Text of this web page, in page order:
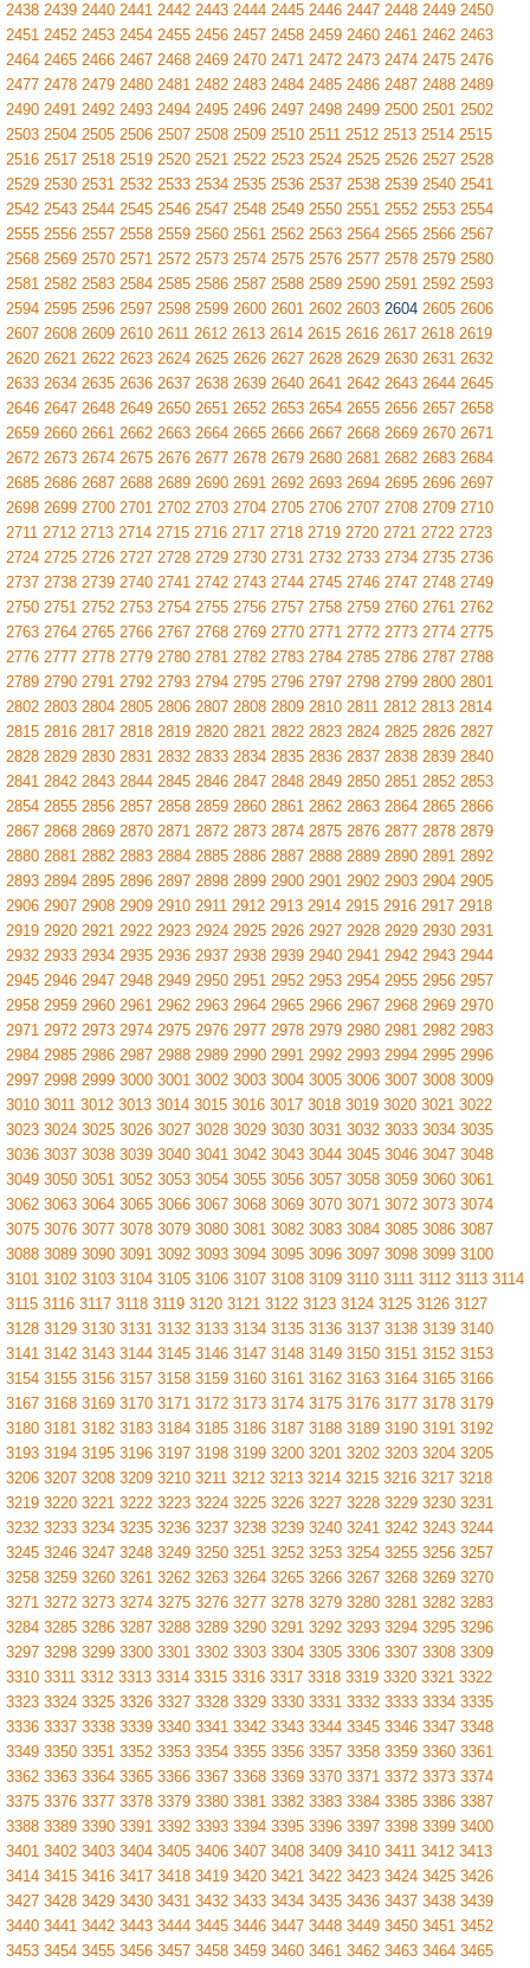
2438 2439 2440 2441 2442 2443 2444 2445 2446 2447 2448 2449 2450
2451 2452 2453 2454 2455 2456 2457 2458 2459 2460 2461 2462 2463
2464 2465 2466 2467 2468 2469 2470 2471 2472 2473 2474 2475 2476
2477 2478 2479 2480 2481 2482 2483 2484 2485 2486 2487 2488 2489
2490 2491 2492 2493 2494 2495 2496 2497 2498 2499 2500 2501 2502
2503 2504 2505 2506 2507 2508 2509 2510 2511 2512 2513 2514 2515
2516 2517 2518 2519 2520 2521 2522 2523 2524 2525 2526 2527 2528
2529 2530 2531 2532 2533 2534 2535 2536 2537 2538 2539 2540 2541
2542 2543 2544 2545 2546 2547 2548 2549 2550 2551 2552 2553 2554
2555 2556 2557 2558 2559 2560 2561 2562 2563 2564 2565 2566 2567
2568 2569 2570 2571 2572 2573 2574 2575 2576 2577 2578 2579 2580
2581 2582 2583 2584 2585 2586 2587 2588 2589 2590 2591 2592 2593
2594 2595 2596 2597 2598 2599 2600 2601 2602 2603 2604 2605 2606
2607 2608 2609 2610 2611 2612 2613 2614 2615 2616 2617 2618 2619
2620 2621 2622 2623 2624 2625 2626 2627 2628 2629 2630 2631 2632
2633 2634 2635 2636 2637 2638 2639 2640 2641 2642 2643 2644 2645
2646 2647 2648 2649 2650 2651 2652 2653 2654 2655 2656 2657 2658
2659 2660 2661 2662 2663 2664 2665 2666 2667 2668 2669 2670 2671
2672 2673 2674 2675 2676 2677 2678 2679 2680 2681 2682 2683 2684
2685 2686 2687 2688 2689 2690 2691 2692 2693 2694 2695 2696 2697
2698 2699 2700 2701 2702 2703 2704 2705 2706 2707 2708 2709 2710
2711 2712 2713 2714 2715 2716 2717 2718 2719 2720 2721 2722 2723
2724 2725 2726 2727 2728 2729 2730 2731 2732 2733 2734 2735 2736
2737 2738 2739 2740 2741 2742 2743 2744 2745 2746 2747 2748 2749
2750 2751 2752 2753 2754 2755 2756 2757 2758 2759 2760 2761 2762
2763 2764 2765 2766 2767 2768 2769 2770 2771 2772 2773 2774 2775
2776 2777 2778 2779 2780 2781 2782 2783 2784 2785 2786 2787 2788
2789 2790 2791 2792 2793 2794 2795 2796 2797 2798 2799 2800 2801
2802 2803 2804 2805 2806 2807 2808 2809 2810 2811 2812 2813 2814
2815 2816 2817 2818 2819 2820 2821 2822 2823 2824 2825 2826 2827
2828 2829 2830 2831 2832 2833 2834 2835 2836 2837 2838 2839 2840
2841 2842 2843 2844 2845 2846 2847 2848 2849 2850 2851 2852 2853
2854 2855 2856 2857 2858 2859 2860 2861 2862 2863 2864 2865 2866
2867 2868 2869 2870 2871 2872 2873 2874 2875 2876 2877 2878 2879
2880 2881 2882 2883 2884 2885 2886 2887 2888 2889 2890 2891 2892
2893 2894 2895 2896 2897 2898 2899 2900 2901 2902 2903 2904 2905
2906 2907 2908 2909 2910 2911 2912 2913 2914 2915 2916 2917 2918
2919 2920 2921 2922 2923 2924 2925 2926 2927 2928 2929 2930 2931
2932 2933 2934 2935 2936 2937 2938 2939 2940 2941 2942 2943 2944
2945 2946 2947 2948 2949 2950 2951 2952 2953 2954 2955 2956 2957
2958 2959 2960 2961 2962 2963 2964 2965 2966 2967 2968 2969 2970
2971 2972 2973 2974 2975 2976 2977 2978 2979 2980 2981 2982 2983
2984 2985 2986 2987 2988 2989 2990 2991 2992 2993 2994 2995 2996
2997 2998 2999 3000 3001 3002 3003 3004 3005 3006 3007 3008 3009
3010 3011 3012 3013 3014 3015 3016 3017 3018 3019 3020 3021 3022
3023 3024 3025 3026 3027 3028 3029 3030 3031 3032 3033 3034 3035
3036 3037 3038 3039 3040 3041 3042 3043 3044 3045 3046 3047 3048
3049 3050 3051 3052 3053 3054 3055 3056 3057 3058 3059 3060 3061
3062 3063 3064 3065 3066 3067 3068 3069 3070 3071 3072 3073 3074
3075 3076 3077 3078 3079 3080 3081 3082 3083 3084 3085 3086 3087
3088 3089 3090 3091 3092 3093 3094 3095 3096 3097 3098 3099 3100
3101 3102 3103 3104 3105 3106 3107 3108 3109 3110 3111 3112 3113 3114
3115 3116 3117 3118 3119 3120 3121 3122 3123 3124 3125 3126 3127
3128 3129 3130 3131 3132 3133 3134 3135 3136 3137 3138 3139 3140
3141 3142 3143 3144 3145 3146 3147 3148 3149 3150 3151 3152 3153
3154 3155 3156 3157 3158 3159 3160 3161 3162 3163 3164 3165 3166
3167 3168 3169 3170 3171 3172 3173 3174 3175 3176 3177 3178 3179
3180 3181 3182 3183 3184 3185 3186 3187 3188 3189 3190 3191 3192
3193 3194 3195 3196 3197 3198 3199 3200 3201 3202 3203 3204 3205
3206 3207 3208 3209 3210 3211 3212 3213 3214 3215 3216 3217 3218
3219 3220 3221 3222 3223 3224 3225 3226 3227 3228 3229 3230 3231
3232 3233 3234 3235 3236 3237 3238 3239 3240 3241 3242 3243 3244
3245 3246 3247 3248 3249 3250 3251 3252 3253 3254 3255 3256 3257
3258 3259 3260 3261 3262 3263 3264 3265 3266 3267 3268 3269 3270
3271 3272 3273 3274 3275 3276 3277 3278 3279 3280 3281 3282 3283
3284 3285 3286 3287 3288 3289 3290 3291 3292 3293 3294 3295 3296
3297 3298 3299 3300 3301 3302 3303 3304 3305 3306 3307 3308 3309
3310 3311 3312 3313 3314 3315 3316 3317 3318 3319 3320 3321 3322
3323 3324 3325 3326 3327 3328 3329 3330 3331 3332 3333 3334 3335
3336 3337 3338 3339 3340 3341 3342 3343 3344 3345 3346 3347 3348
3349 3350 3351 3352 3353 3354 3355 3356 3357 3358 3359 3360 3361
3362 3363 3364 3365 3366 3367 3368 3369 3370 3371 3372 3373 3374
3375 3376 3377 3378 3379 3380 3381 3382 3383 3384 3385 3386 3387
3388 3389 3390 3391 3392 3393 3394 3395 3396 3397 3398 3399 3400
3401 3402 3403 3404 3405 3406 3407 3408 3409 3410 3411 3412 3413
3414 3415 3416 3417 3418 3419 3420 3421 3422 3423 3424 3425 3426
3427 3428 3429 3430 3431 3432 3433 3434 3435 3436 3437 3438 3439
3440 3441 3442 3443 3444 3445 3446 3447 3448 3449 3450 3451 3452
3453 3454 3455 3456 3457 3458 3459 3460 3461 3462 3463 3464 3465